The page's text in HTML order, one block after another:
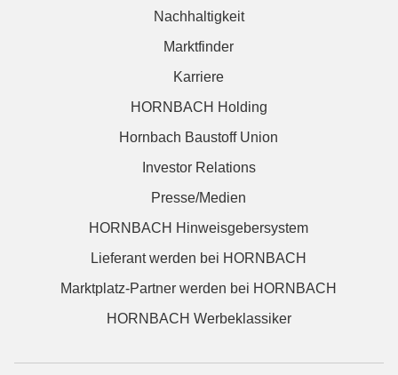
Nachhaltigkeit
Marktfinder
Karriere
HORNBACH Holding
Hornbach Baustoff Union
Investor Relations
Presse/Medien
HORNBACH Hinweisgebersystem
Lieferant werden bei HORNBACH
Marktplatz-Partner werden bei HORNBACH
HORNBACH Werbeklassiker